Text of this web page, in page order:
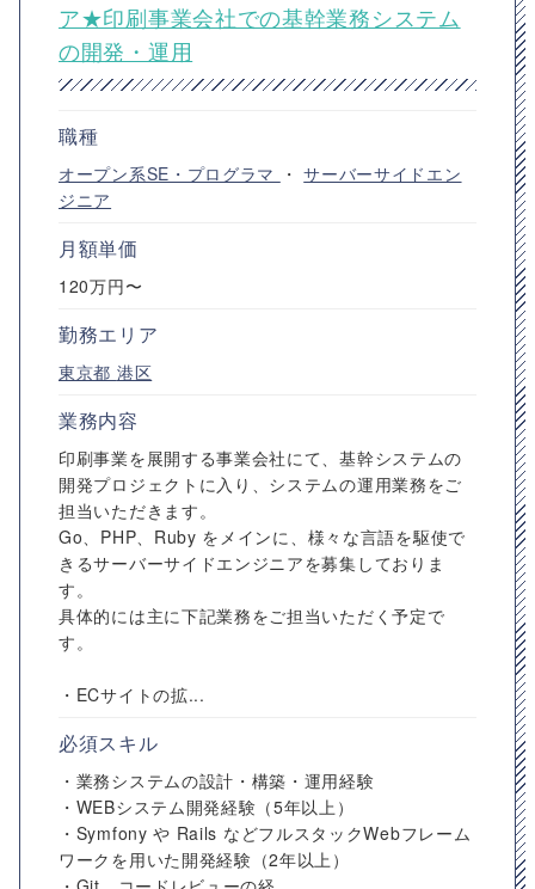
ア★印刷事業会社での基幹業務システム
の開発・運用
職種
オープン系SE・プログラマ ・サーバーサイドエン
ジニア
月額単価
120万円〜
勤務エリア
東京都 港区
業務内容
印刷事業を展開する事業会社にて、基幹システムの
開発プロジェクトに入り、システムの運用業務をご
担当いただきます。
Go、PHP、Ruby をメインに、様々な言語を駆使で
きるサーバーサイドエンジニアを募集しておりま
す。
具体的には主に下記業務をご担当いただく予定で
す。
・ECサイトの拡...
必須スキル
・業務システムの設計・構築・運用経験
・WEBシステム開発経験（5年以上）
・Symfony や Rails などフルスタックWebフレーム
ワークを用いた開発経験（2年以上）